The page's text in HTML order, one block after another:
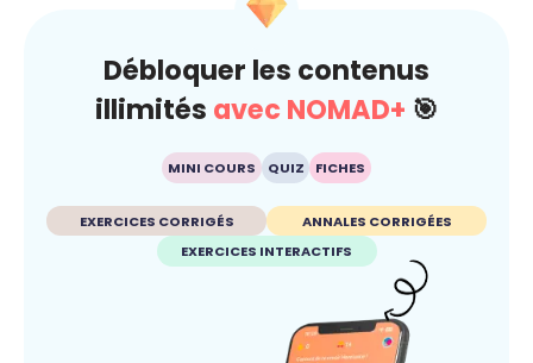
Débloquer les contenus
illimités avec NOMAD+ 🎯
MINI COURS QUIZ FICHES
EXERCICES CORRIGÉS
ANNALES CORRIGÉES
EXERCICES INTERACTIFS